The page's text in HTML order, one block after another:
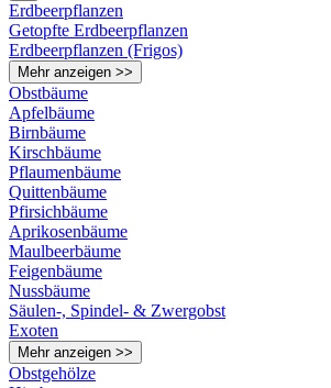
Erdbeerpflanzen
Getopfte Erdbeerpflanzen
Erdbeerpflanzen (Frigos)
Mehr anzeigen >>
Obstbäume
Apfelbäume
Birnbäume
Kirschbäume
Pflaumenbäume
Quittenbäume
Pfirsichbäume
Aprikosenbäume
Maulbeerbäume
Feigenbäume
Nussbäume
Säulen-, Spindel- & Zwergobst
Exoten
Mehr anzeigen >>
Obstgehölze